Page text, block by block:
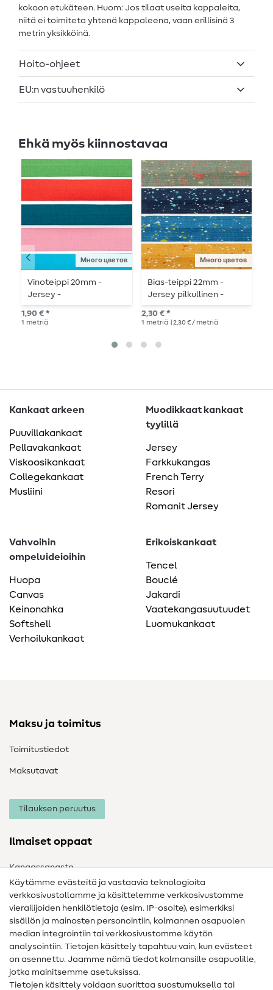
kokoon etukäteen. Huom: Jos tilaat useita kappaleita,
niitä ei toimiteta yhtenä kappaleena, vaan erillisinä 3
metrin yksikköinä.
Hoito-ohjeet
EU:n vastuuhenkilö
Ehkä myös kiinnostavaa
Много цветов
Vinoteippi 20mm -
Jersey -
metritavaranauhat
1,90 € *
1 metriä
Много цветов
Bias-teippi 22mm -
Jersey pilkullinen -
metritavarana.
2,30 € *
1 metriä | 2,30 € / metriä
Kankaat arkeen
Puuvillakankaat
Pellavakankaat
Viskoosikankaat
Collegekankaat
Musliini
Muodikkaat kankaat
tyylillä
Jersey
Farkkukangas
French Terry
Resori
Romanit Jersey
Vahvoihin
ompeluideioihin
Huopa
Canvas
Keinonahka
Softshell
Verhoilukankaat
Erikoiskankaat
Tencel
Bouclé
Jakardi
Vaatekangasuutuudet
Luomukankaat
Maksu ja toimitus
Toimitustiedot
Maksutavat
Tilauksen peruutus
Ilmaiset oppaat
Kangassanasto
Ompelusanasto
Ompeluohjeet
Apua ja yhteystiedot
Yhteystiedot
Tietoa omistajanvaihdoksesta
Käytämme evästeitä ja vastaavia teknologioita
verkkosivustollamme ja käsittelemme verkkosivustomme
vierailijoiden henkilötietoja (esim. IP-osoite), esimerkiksi
sisällön ja mainosten personointiin, kolmannen osapuolen
median integrointiin tai verkkosivustomme käytön
analysointiin. Tietojen käsittely tapahtuu vain, kun evästeet
on asennettu. Jaamme nämä tiedot kolmansille osapuolille,
jotka mainitsemme asetuksissa.
Tietojen käsittely voidaan suorittaa suostumuksella tai